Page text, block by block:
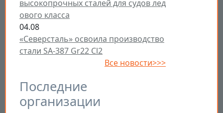
высокопрочных сталей для судов лед
ового класса
04.08
«Северсталь» освоила производство
стали SA-387 Gr22 Cl2
Все новости>>>
Последние
организации